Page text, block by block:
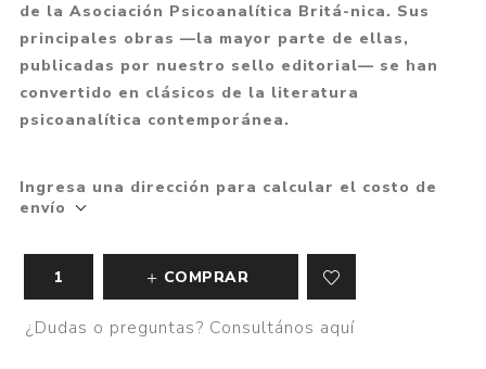
de la Asociación Psicoanalítica Britá-nica. Sus
principales obras —la mayor parte de ellas,
publicadas por nuestro sello editorial— se han
convertido en clásicos de la literatura
psicoanalítica contemporánea.
Ingresa una dirección para calcular el costo de
envío
COMPRAR
¿Dudas o preguntas? Consultános aquí